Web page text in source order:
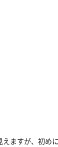
ますが、初め